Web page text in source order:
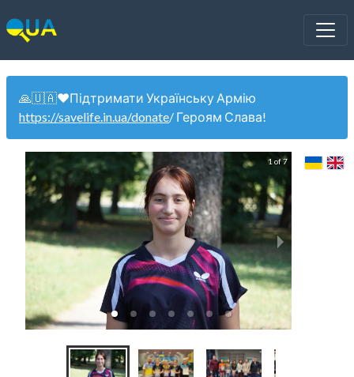
🙏🇺🇦❤️Підтримати Українську Армію
https://savelife.in.ua/donate/ Героям Слава!
1 of 7